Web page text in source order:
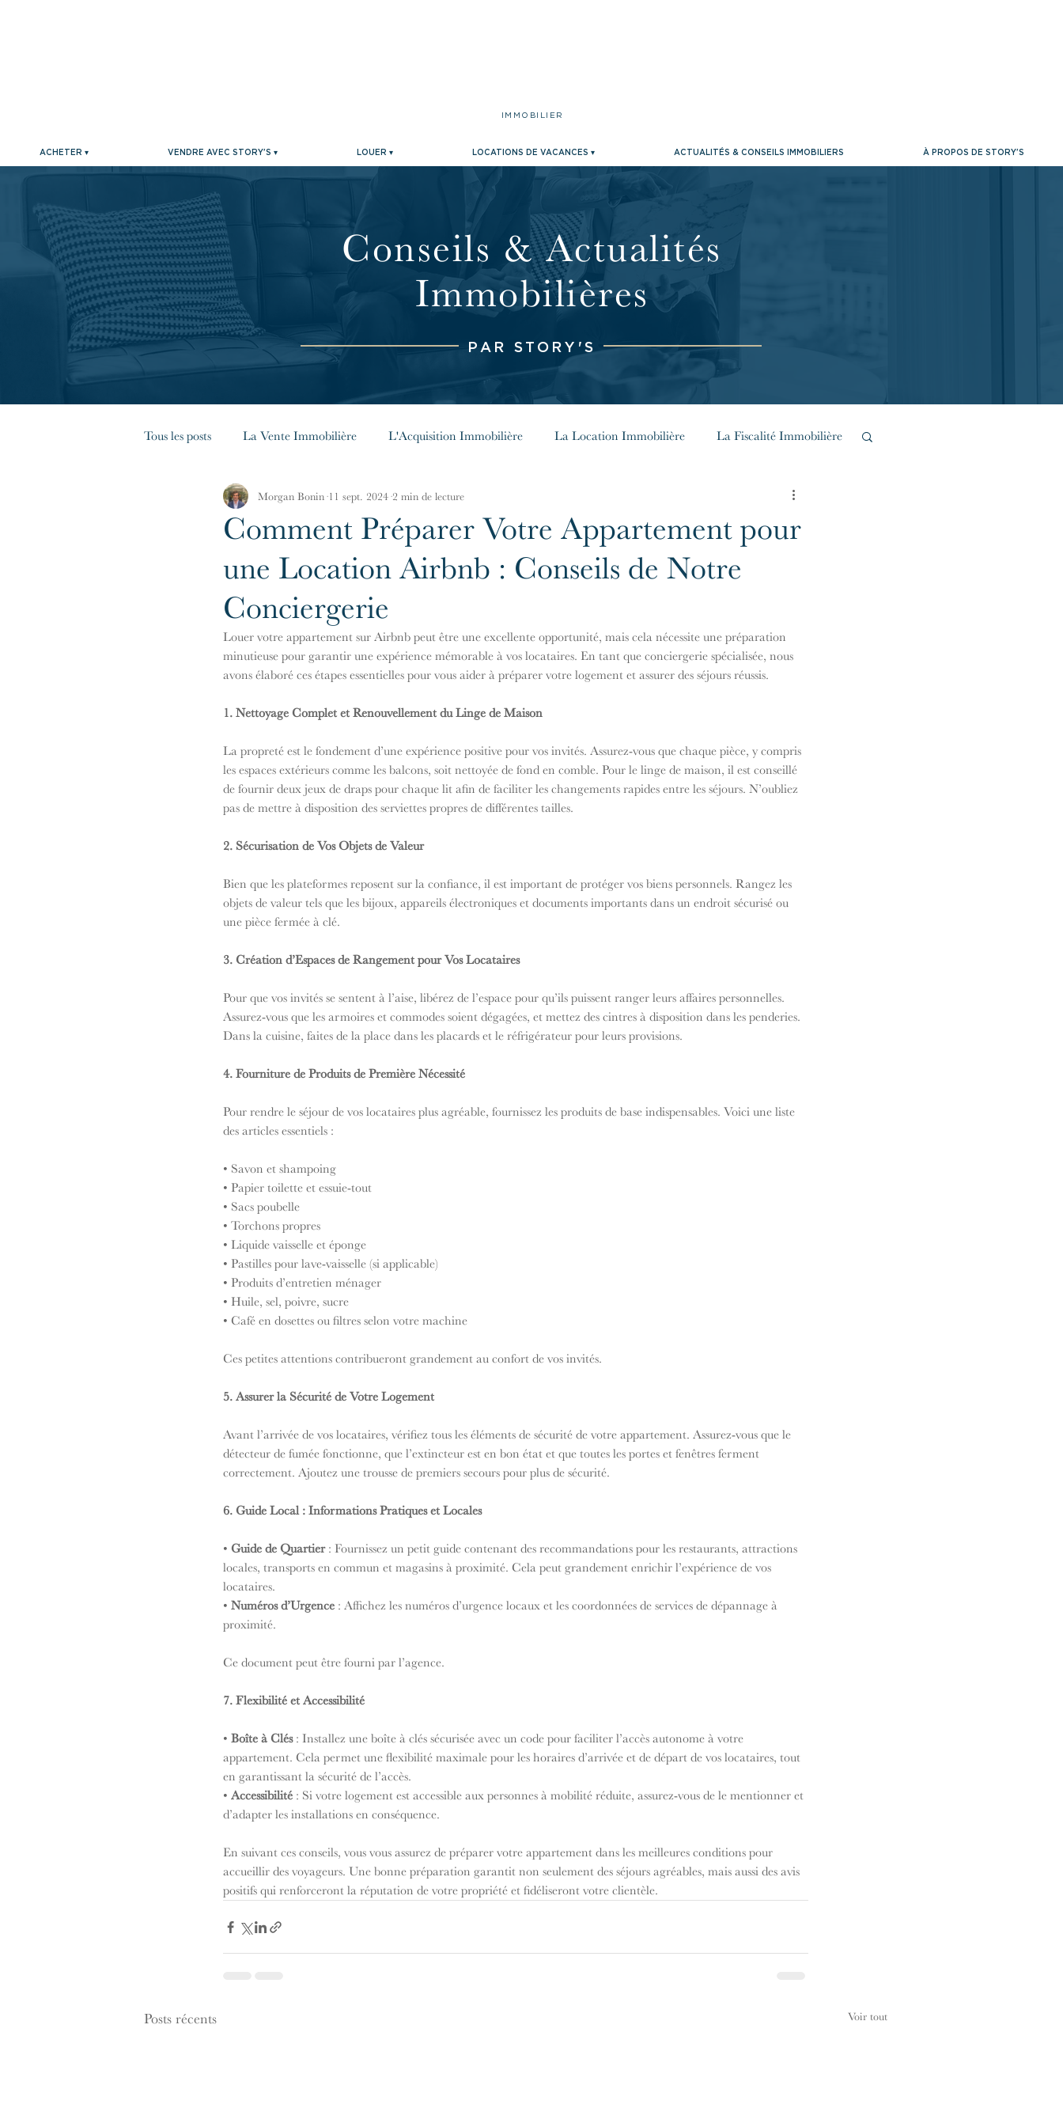
IMMOBILIER
ACHETER ▾ VENDRE AVEC STORY'S ▾ LOUER ▾ LOCATIONS DE VACANCES ▾ ACTUALITÉS & CONSEILS IMMOBILIERS À PROPOS DE STORY'S
Conseils & Actualités
Immobilières
PAR STORY'S
Tous les posts La Vente Immobilière L'Acquisition Immobilière La Location Immobilière La Fiscalité Immobilière
La Copropriété Les Règles Générales Investir à l'étranger Inventions Urbaines
Immobilier en France
Comment Préparer Votre Appartement pour
une Location Airbnb : Conseils de Notre
Conciergerie
Morgan Bonin 11 sept. 2024 2 min de lecture
Louer votre appartement sur Airbnb peut être une excellente opportunité, mais cela nécessite une préparation
minutieuse pour garantir une expérience mémorable à vos locataires. En tant que conciergerie spécialisée, nous
avons élaboré ces étapes essentielles pour vous aider à préparer votre logement et assurer des séjours réussis.
1. Nettoyage Complet et Renouvellement du Linge de Maison
La propreté est le fondement d’une expérience positive pour vos invités. Assurez-vous que chaque pièce, y compris
les espaces extérieurs comme les balcons, soit nettoyée de fond en comble. Pour le linge de maison, il est conseillé
de fournir deux jeux de draps pour chaque lit afin de faciliter les changements rapides entre les séjours. N’oubliez
pas de mettre à disposition des serviettes propres de différentes tailles.
2. Sécurisation de Vos Objets de Valeur
Bien que les plateformes reposent sur la confiance, il est important de protéger vos biens personnels. Rangez les
objets de valeur tels que les bijoux, appareils électroniques et documents importants dans un endroit sécurisé ou
une pièce fermée à clé.
3. Création d’Espaces de Rangement pour Vos Locataires
Pour que vos invités se sentent à l’aise, libérez de l’espace pour qu’ils puissent ranger leurs affaires personnelles.
Assurez-vous que les armoires et commodes soient dégagées, et mettez des cintres à disposition dans les penderies.
Dans la cuisine, faites de la place dans les placards et le réfrigérateur pour leurs provisions.
4. Fourniture de Produits de Première Nécessité
Pour rendre le séjour de vos locataires plus agréable, fournissez les produits de base indispensables. Voici une liste
des articles essentiels :
• Savon et shampoing
• Papier toilette et essuie-tout
• Sacs poubelle
• Torchons propres
• Liquide vaisselle et éponge
• Pastilles pour lave-vaisselle (si applicable)
• Produits d’entretien ménager
• Huile, sel, poivre, sucre
• Café en dosettes ou filtres selon votre machine
Ces petites attentions contribueront grandement au confort de vos invités.
5. Assurer la Sécurité de Votre Logement
Avant l’arrivée de vos locataires, vérifiez tous les éléments de sécurité de votre appartement. Assurez-vous que le
détecteur de fumée fonctionne, que l’extincteur est en bon état et que toutes les portes et fenêtres ferment
correctement. Ajoutez une trousse de premiers secours pour plus de sécurité.
6. Guide Local : Informations Pratiques et Locales
• Guide de Quartier : Fournissez un petit guide contenant des recommandations pour les restaurants, attractions
locales, transports en commun et magasins à proximité. Cela peut grandement enrichir l’expérience de vos
locataires.
• Numéros d’Urgence : Affichez les numéros d’urgence locaux et les coordonnées de services de dépannage à
proximité.
Ce document peut être fourni par l’agence.
7. Flexibilité et Accessibilité
• Boîte à Clés : Installez une boîte à clés sécurisée avec un code pour faciliter l’accès autonome à votre
appartement. Cela permet une flexibilité maximale pour les horaires d’arrivée et de départ de vos locataires, tout
en garantissant la sécurité de l’accès.
• Accessibilité : Si votre logement est accessible aux personnes à mobilité réduite, assurez-vous de le mentionner et
d’adapter les installations en conséquence.
En suivant ces conseils, vous vous assurez de préparer votre appartement dans les meilleures conditions pour
accueillir des voyageurs. Une bonne préparation garantit non seulement des séjours agréables, mais aussi des avis
positifs qui renforceront la réputation de votre propriété et fidéliseront votre clientèle.
Posts récents Voir tout